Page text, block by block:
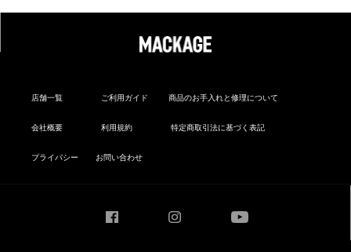
店舗一覧 ご利用ガイド 商品のお手入れと修理について
会社概要 利用規約 特定商取引法に基づく表記
プライバシー お問い合わせ
Instagram